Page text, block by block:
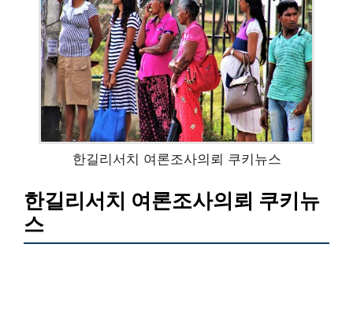
한길리서치 여론조사의뢰 쿠키뉴스
한길리서치 여론조사의뢰 쿠키뉴
스